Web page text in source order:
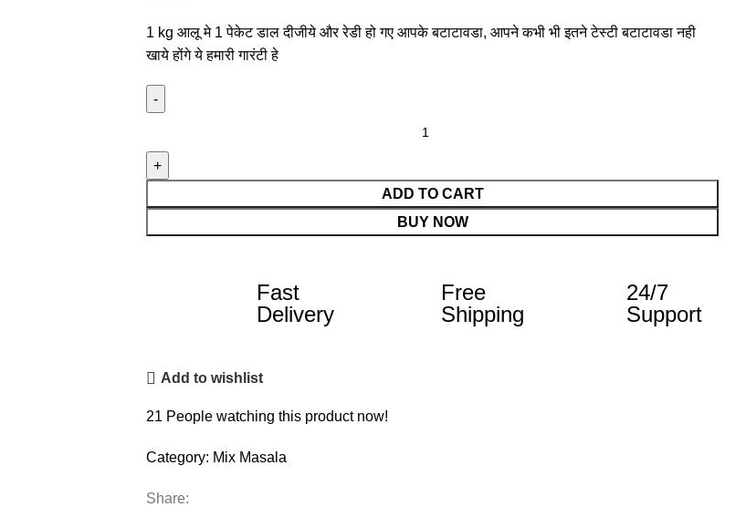
1 kg आलू मे 1 पेकेट डाल दीजीये और रेडी हो गए आपके बटाटावडा, आपने कभी भी इतने टेस्टी बटाटावडा नही
खाये होंगे ये हमारी गारंटी हे
ADD TO CART
BUY NOW
Fast
Delivery
Free
Shipping
24/7
Support
Add to wishlist
21 People watching this product now!
Category: Mix Masala
Share: